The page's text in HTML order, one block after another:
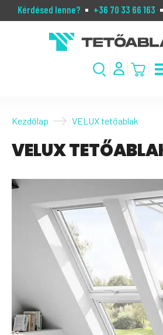
Kérdésed lenne? +36 70 33 66 163
Kezdőlap VELUX tetőablak
VELUX